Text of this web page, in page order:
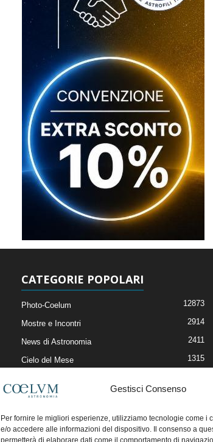
Gestisci Consenso
Per fornire le migliori esperienze, utilizziamo tecnologie come i
e/o accedere alle informazioni del dispositivo. Il consenso a
permetterà di elaborare dati come il comportamento di
CATEGORIE POPOLARI
Photo-Coelum 12873
Mostre e Incontri 2914
News di Astronomia 2411
Cielo del Mese 1315
Articoli e Risorse On-Line
Il Blog della Redazione